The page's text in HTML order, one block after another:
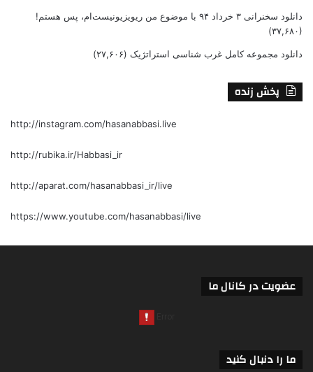
دانلود سخنرانی ۳ خرداد ۹۴ با موضوع من ریویزیونیست‌ام، پس هستم!
(۳۷,۶۸۰)
دانلود مجموعه کامل غرب شناسی استراتژیک (۲۷,۶۰۶)
پخش زنده
http://instagram.com/hasanabbasi.live
http://rubika.ir/Habbasi_ir
http://aparat.com/hasanabbasi_ir/live
https://www.youtube.com/hasanabbasi/live
عضویت در کانال ما
ما را دنبال کنید